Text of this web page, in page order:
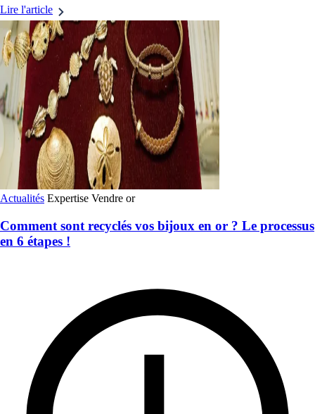
Lire l'article
Actualités Expertise Vendre or
Comment sont recyclés vos bijoux en or ? Le processus
en 6 étapes !